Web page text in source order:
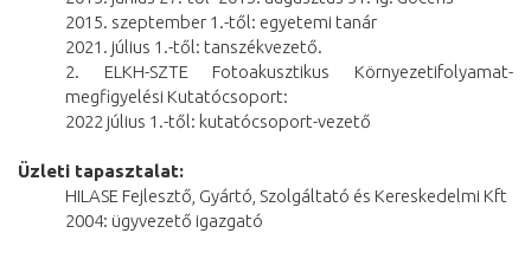
2015. szeptember 1.-től: egyetemi tanár
2021. július 1.-től: tanszékvezető.
2. ELKH-SZTE Fotoakusztikus Környezetifolyamat-
megfigyelési Kutatócsoport:
2022 július 1.-től: kutatócsoport-vezető
Üzleti tapasztalat:
HILASE Fejlesztő, Gyártó, Szolgáltató és Kereskedelmi Kft
2004: ügyvezető igazgató